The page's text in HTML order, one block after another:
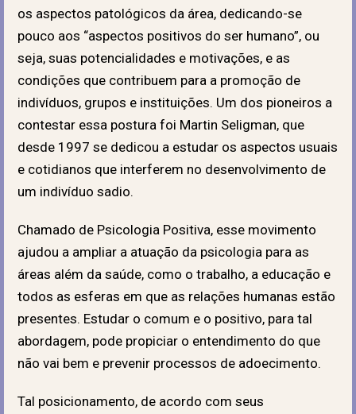
os aspectos patológicos da área, dedicando-se
pouco aos “aspectos positivos do ser humano”, ou
seja, suas potencialidades e motivações, e as
condições que contribuem para a promoção de
indivíduos, grupos e instituições. Um dos pioneiros a
contestar essa postura foi Martin Seligman, que
desde 1997 se dedicou a estudar os aspectos usuais
e cotidianos que interferem no desenvolvimento de
um indivíduo sadio.
Chamado de Psicologia Positiva, esse movimento
ajudou a ampliar a atuação da psicologia para as
áreas além da saúde, como o trabalho, a educação e
todos as esferas em que as relações humanas estão
presentes. Estudar o comum e o positivo, para tal
abordagem, pode propiciar o entendimento do que
não vai bem e prevenir processos de adoecimento.
Tal posicionamento, de acordo com seus